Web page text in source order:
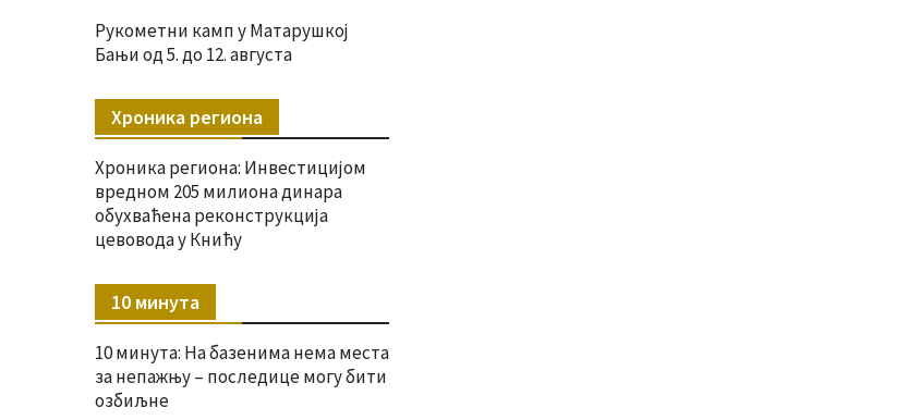
Рукометни камп у Матарушкој
Бањи од 5. до 12. августа
Хроника региона
Хроника региона: Инвестицијом
вредном 205 милиона динара
обухваћена реконструкција
цевовода у Книћу
10 минута
10 минута: На базенима нема места
за непажњу – последице могу бити
озбиљне